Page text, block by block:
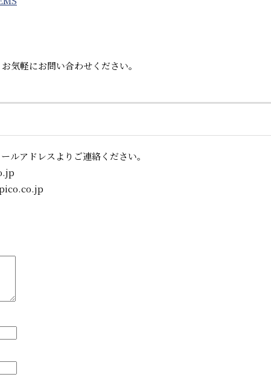
気軽にお問い合わせください。
ルアドレスよりご連絡ください。